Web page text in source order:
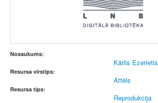
Nosaukums:
Kārlis Ezerietis
Resursa virstips:
Attēls
Resursa tips:
Reprodukcija